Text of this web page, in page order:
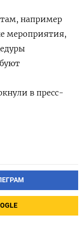
например
мероприятия,
в пресс-